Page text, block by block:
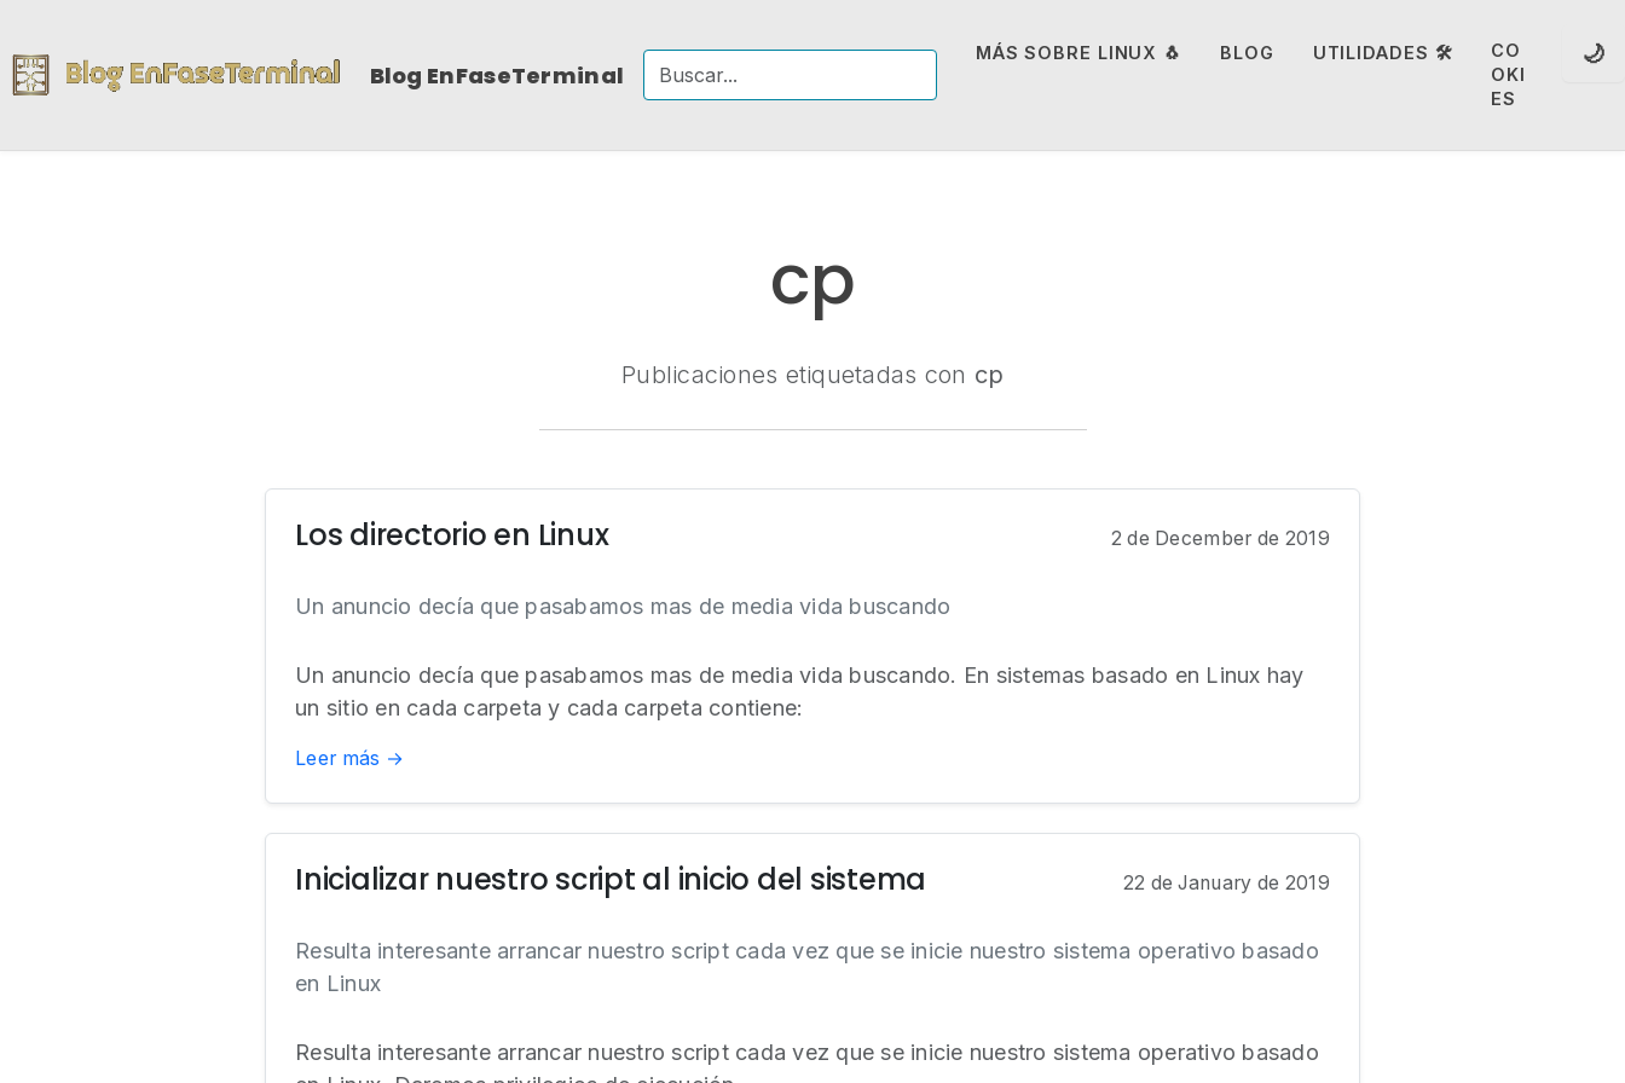
Blog EnFaseTerminal
MÁS SOBRE LINUX 🐧 BLOG UTILIDADES 🛠️
CO
OKI
ES
🌙
cp
Publicaciones etiquetadas con cp
Los directorio en Linux 2 de December de 2019
Un anuncio decía que pasabamos mas de media vida buscando
Un anuncio decía que pasabamos mas de media vida buscando. En sistemas basado en Linux hay
un sitio en cada carpeta y cada carpeta contiene:
Leer más →
Inicializar nuestro script al inicio del sistema 22 de January de 2019
Resulta interesante arrancar nuestro script cada vez que se inicie nuestro sistema operativo basado
en Linux
Resulta interesante arrancar nuestro script cada vez que se inicie nuestro sistema operativo basado